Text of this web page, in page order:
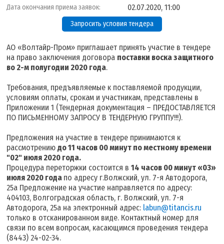
Дата окончания приема заявок: 02.07.2020, 11:00
Запросить условия тендера
АО «Волтайр-Пром» приглашает принять участие в тендере
на право заключения договора поставки воска защитного
во 2-м полугодии 2020 года.
Требования, предъявляемые к поставляемой продукции,
условиям оплаты, срокам и участникам, представлены в
Приложении 1 (Тендерная документация – ПРЕДОСТАВЛЯЕТСЯ
ПО ПИСЬМЕННОМУ ЗАПРОСУ В ТЕНДЕРНУЮ ГРУППУ!!!).
Предложения на участие в тендере принимаются к
рассмотрениюдо 11 часов 00 минут по местному времени
"02" июля 2020 года.
Процедура переторжки состоится в14 часов 00 минут «03»
июля 2020 года по адресу г.Волжский, ул. 7-я Автодорога,
25а Предложение на участие направляется по адресу:
404103, Волгоградская область, г. Волжский, ул. 7-я
Автодорога, 25а на электронный адрес: labun@titancis.ru
только в отсканированном виде. Контактный номер для
связи по всем вопросам, касающимся проведения тендера
(8443) 24-02-34.